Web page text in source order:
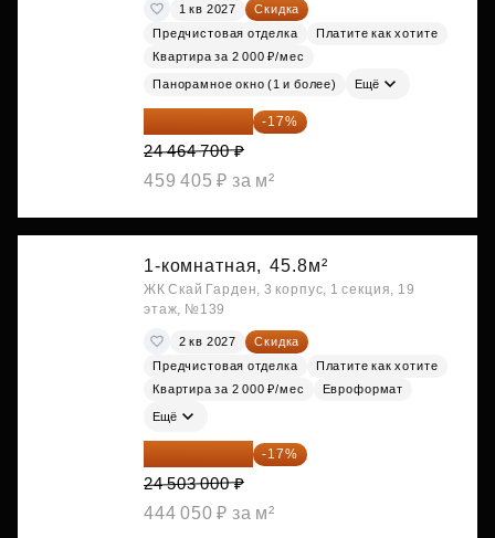
1 кв 2027
Скидка
Предчистовая отделка
Платите как хотите
Квартира за 2 000 ₽/мес
Панорамное окно (1 и более) Ещё
20 305 701 ₽ -17%
24 464 700 ₽
459 405 ₽ за м²
1-комнатная, 45.8м²
ЖК Скай Гарден, 3 корпус, 1 секция, 19
этаж, №139
2 кв 2027
Скидка
Предчистовая отделка
Платите как хотите
Квартира за 2 000 ₽/мес
Евроформат
Ещё
20 337 490 ₽ -17%
24 503 000 ₽
444 050 ₽ за м²